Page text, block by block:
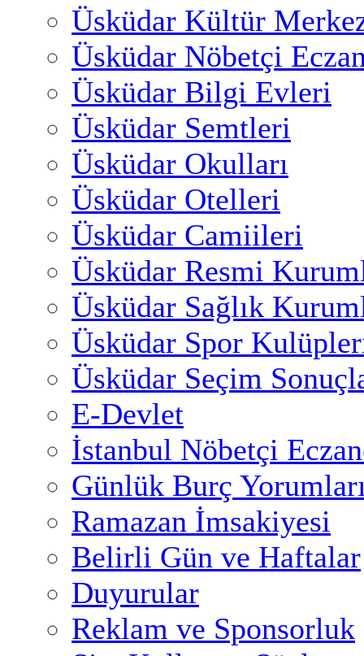
Üsküdar Kültür
Üsküdar Nöbetçi
Üsküdar Bilgi Evleri
Üsküdar Semtleri
Üsküdar Okulları
Üsküdar Otelleri
Üsküdar Camiileri
Üsküdar Resmi
Üsküdar Sağlık
Üsküdar Spor
Üsküdar Seçim
E-Devlet
İstanbul Nöbetçi
Günlük Burç
Ramazan İmsakiyesi
Belirli Gün ve Haftalar
Duyurular
Reklam ve Sponsorluk